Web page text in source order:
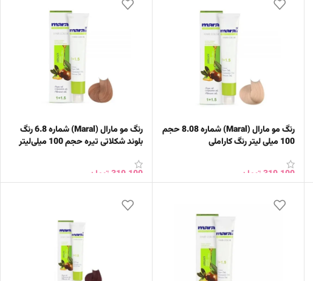
رنگ مو مارال (Maral) شماره 8.08 حجم
100 میلی‌ لیتر رنگ کاراملی
319,100تومان
رنگ مو مارال (Maral) شماره 6.8 رنگ
بلوند شکلاتی تیره حجم 100 میلی‌لیتر
319,100تومان